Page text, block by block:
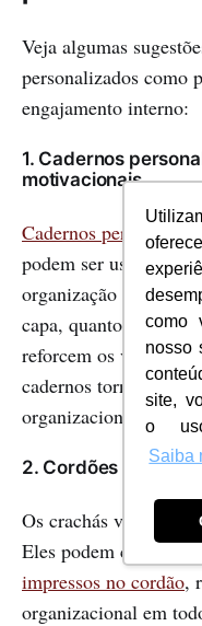
como
nosso
site,
o
Saiba
Veja algumas
personalizados como
engajamento interno:
1. Cadernos
motivacionais
Cadernos
podem ser usados
organização de
capa, quanto nas
reforcem os valores
cadernos tornam-se
organizacional.
2. Cordões
Os crachás vão além
Eles podem conter o
impressos no cordão,
organizacional em